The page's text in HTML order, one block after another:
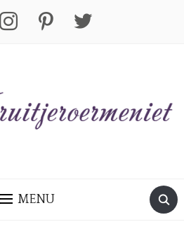
pinterest twitter
MENU